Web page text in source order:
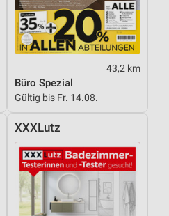
43,2 km
Büro Spezial
Gültig bis Fr. 14.08.
XXXLutz